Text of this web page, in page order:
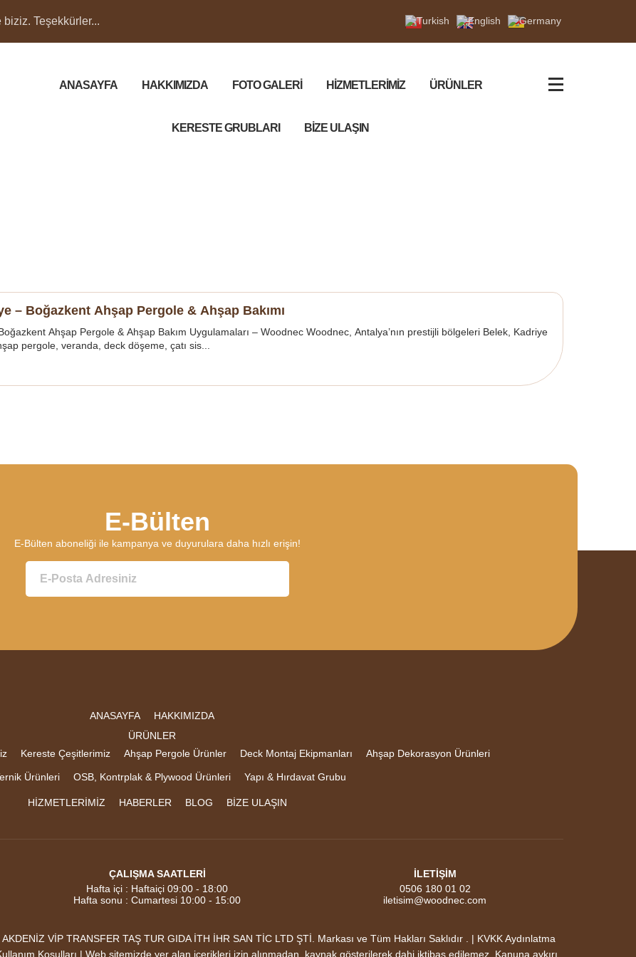
biziz. Teşekkürler...
ANASAYFA HAKKIMIZDA FOTO GALERİ HİZMETLERİMİZ ÜRÜNLER
KERESTE GRUBLARI BİZE ULAŞIN
– Boğazkent Ahşap Pergole & Ahşap Bakımı
Ahşap Pergole & Ahşap Bakım Uygulamaları – Woodnec Woodnec, Antalya’nın prestijli bölgeleri Belek, Kadriye
pergole, veranda, deck döşeme, çatı sis...
E-Bülten
E-Bülten aboneliği ile kampanya ve duyurulara daha hızlı erişin!
ANASAYFA
HAKKIMIZDA
ÜRÜNLER
Kereste Çeşitlerimiz Ahşap Pergole Ürünler Deck Montaj Ekipmanları Ahşap Dekorasyon Ürünleri
Ürünleri OSB, Kontrplak & Plywood Ürünleri Yapı & Hırdavat Grubu
HİZMETLERİMİZ HABERLER BLOG BİZE ULAŞIN
ÇALIŞMA SAATLERİ
Hafta içi : Haftaiçi 09:00 - 18:00
Hafta sonu : Cumartesi 10:00 - 15:00
İLETİŞİM
0506 180 01 02
iletisim@woodnec.com
VİP TRANSFER TAŞ TUR GIDA İTH İHR SAN TİC LTD ŞTİ. Markası ve Tüm Hakları Saklıdır . | KVKK Aydınlatma
Koşulları | Web sitemizde yer alan içerikleri izin alınmadan, kaynak gösterilerek dahi iktibas edilemez. Kanuna aykırı